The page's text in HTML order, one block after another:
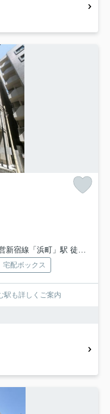
新宿線「浜町」駅 徒歩11分
宅配ボックス
駅も詳しくご案内